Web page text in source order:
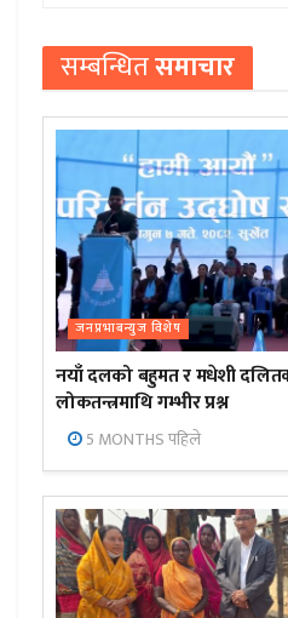
सम्बन्धितसमाचार
जनप्रभाबन्युज विशेष
नयाँ दलको बहुमत र मधेशी
लोकतन्त्रमाथि गम्भीर प्रश्न
5 MONTHS पहिले